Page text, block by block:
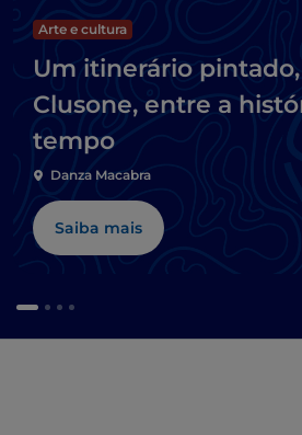
Arte e cultura
Um itinerário
Clusone, entre a
tempo
Danza Macabra
Saiba mais